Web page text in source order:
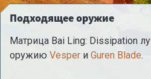
Подходящее оружие
Матрица Bai Ling: Dissipation
оружию Vesper и Guren Blade.